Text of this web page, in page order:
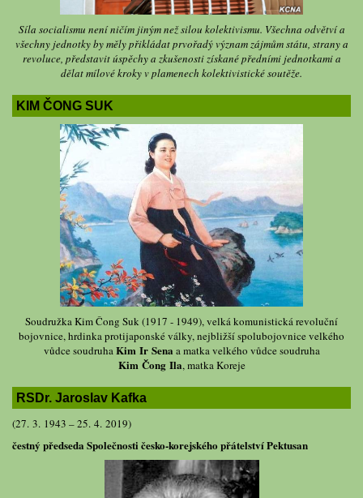
Síla socialismu není ničím jiným než silou kolektivismu. Všechna odvětví a
všechny jednotky by měly přikládat prvořadý význam zájmům státu, strany a
revoluce, představit úspěchy a zkušenosti získané předními jednotkami a
dělat mílové kroky v plamenech kolektivistické soutěže.
KIM ČONG SUK
Soudružka Kim Čong Suk (1917 - 1949), velká komunistická revoluční
bojovnice, hrdinka protijaponské války, nejbližší spolubojovnice velkého
vůdce soudruhaKim Ir Sena a matka velkého vůdce soudruha
Kim Čong Ila, matka Koreje
RSDr. Jaroslav Kafka
(27. 3. 1943 – 25. 4. 2019)
čestný předseda Společnosti česko-korejského přátelství Pektusan